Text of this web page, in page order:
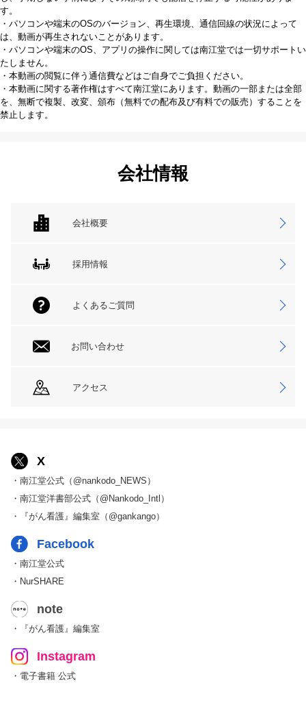
す。
・パソコンや端末のOSのバージョン、再生環境、通信回線の状況によって
は、動画が再生されないことがあります。
・パソコンや端末のOS、アプリの操作に関しては南江堂では一切サポートい
たしません。
・本動画の閲覧に伴う通信費などはご自身でご負担ください。
・本動画に関する著作権はすべて南江堂にあります。動画の一部または全部
を、無断で複製、改変、頒布（無料での配布及び有料での販売）することを
禁止します。
会社情報
会社概要
採用情報
よくあるご質問
お問い合わせ
アクセス
X
・南江堂公式（@nankodo_NEWS）
・南江堂洋書部公式（@Nankodo_Intl）
・『がん看護』編集室（@gankango）
Facebook
・南江堂公式
・NurSHARE
note
・『がん看護』編集室
Instagram
・電子書籍 公式